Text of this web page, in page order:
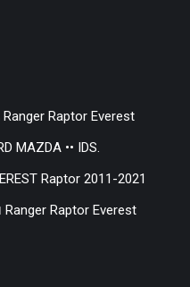
Raptor Everest
MAZDA •• IDS.
Raptor 2011-2021
Raptor Everest